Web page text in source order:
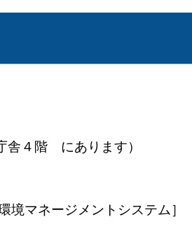
４階 にあります）
マネージメントシステム］